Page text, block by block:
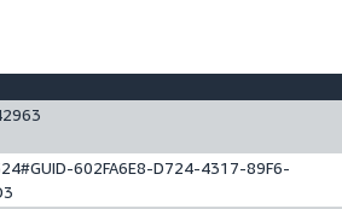
602FA6E8-D724-4317-89F6-